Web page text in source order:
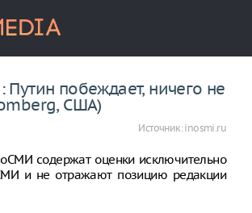
побеждает, ничего не
США)
Источник:inosmi.ru
содержат оценки исключительно
и не отражают позицию редакции